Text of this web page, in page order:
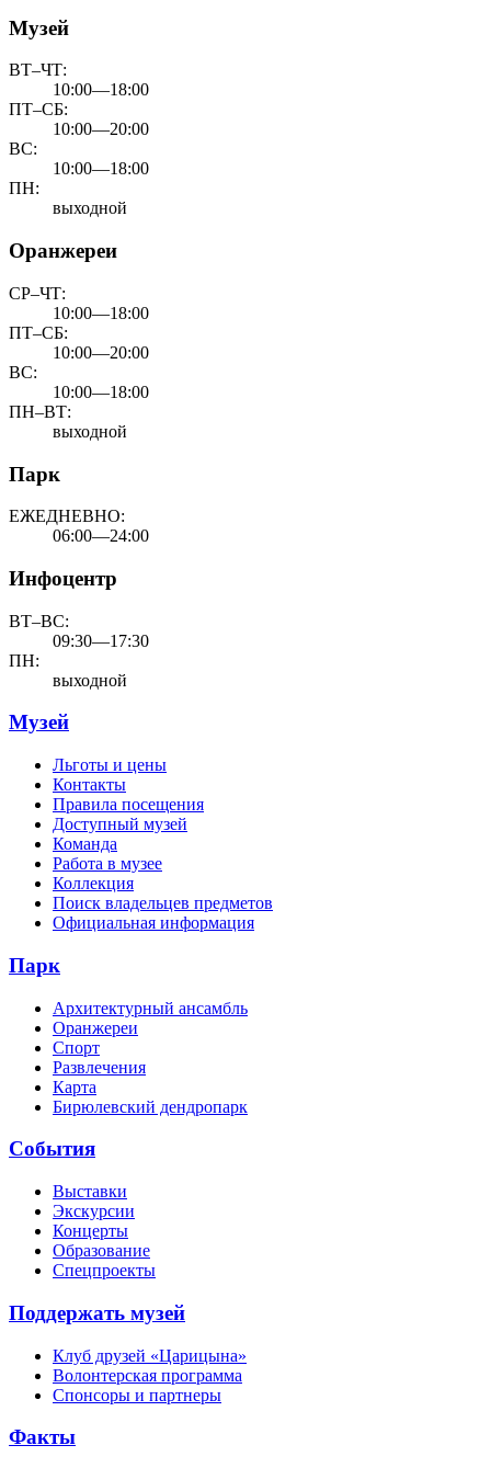
Музей
ВТ–ЧТ:
10:00—18:00
ПТ–СБ:
10:00—20:00
ВС:
10:00—18:00
ПН:
выходной
Оранжереи
СР–ЧТ:
10:00—18:00
ПТ–СБ:
10:00—20:00
ВС:
10:00—18:00
ПН–ВТ:
выходной
Парк
ЕЖЕДНЕВНО:
06:00—24:00
Инфоцентр
ВТ–ВС:
09:30—17:30
ПН:
выходной
Музей
Льготы и цены
Контакты
Правила посещения
Доступный музей
Команда
Работа в музее
Коллекция
Поиск владельцев предметов
Официальная информация
Парк
Архитектурный ансамбль
Оранжереи
Спорт
Развлечения
Карта
Бирюлевский дендропарк
События
Выставки
Экскурсии
Концерты
Образование
Спецпроекты
Поддержать музей
Клуб друзей «Царицына»
Волонтерская программа
Спонсоры и партнеры
Факты